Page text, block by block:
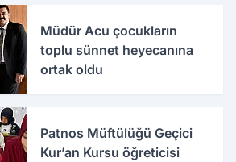
Müdür Acu çocukların
toplu sünnet heyecanına
ortak oldu
Patnos Müftülüğü Geçici
Kur’an Kursu öğreticisi